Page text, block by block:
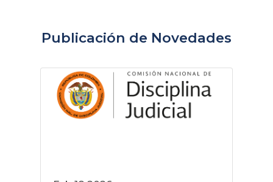
Publicación de Novedades